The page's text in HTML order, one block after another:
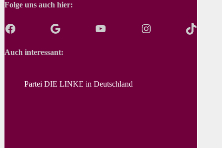
Folge uns auch hier:
Facebook Google YouTube InstagramTikTok
Auch interessant:
Partei DIE LINKE in Deutschland